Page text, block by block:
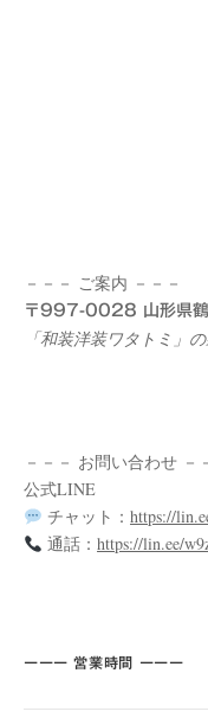
－－－ ご案内 －－－
〒997-0028 山形県
「和装洋装ワタトミ」
－－－ お問い合わせ －
公式LINE
チャット：https://
通話：https://lin.ee/
ーーー 営業時間 ーーー